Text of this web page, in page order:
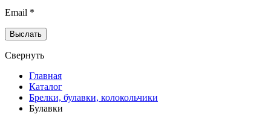
Email *
Свернуть
Главная
Каталог
Брелки, булавки, колокольчики
Булавки